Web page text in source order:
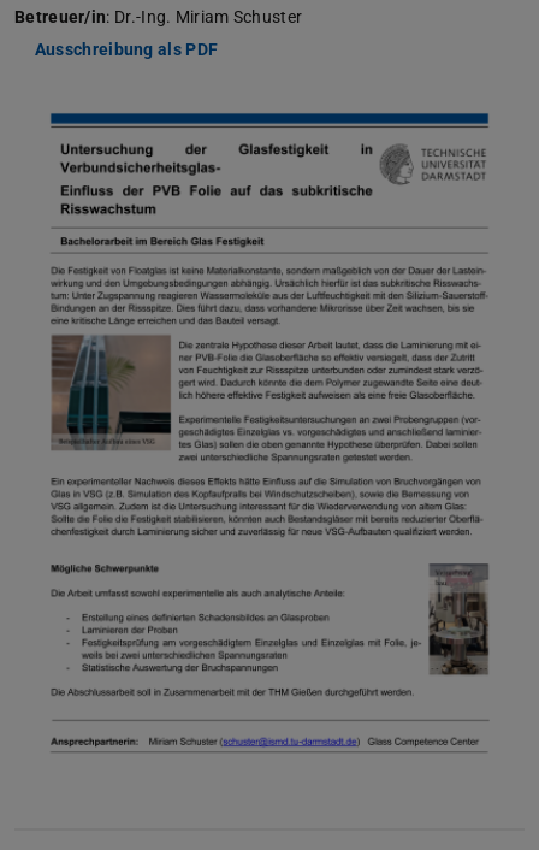
Betreuer/in: Dr.-Ing. Miriam Schuster
Ausschreibung als PDF